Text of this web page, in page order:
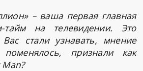
– ваша первая главная
на телевидении. Это
стали узнавать, мнение
признали как
Man?